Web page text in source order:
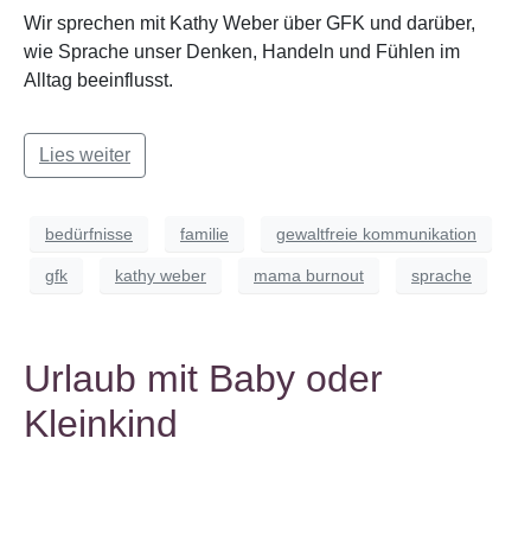
Wir sprechen mit Kathy Weber über GFK und darüber,
wie Sprache unser Denken, Handeln und Fühlen im
Alltag beeinflusst.
Lies weiter
bedürfnisse familie gewaltfreie kommunikation
gfk kathy weber mama burnout sprache
Urlaub mit Baby oder
Kleinkind